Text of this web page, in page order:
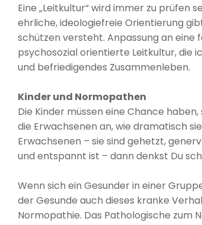
Eine „Leitkultur“ wird immer zu prüfen
ehrliche, ideologiefreie Orientierung
schützen versteht. Anpassung an eine
psychosozial orientierte Leitkultur, die
und befriedigendes Zusammenleben.
Kinder und Normopathen
Die Kinder müssen eine Chance
die Erwachsenen an, wie dramatisch
Erwachsenen – sie sind gehetzt,
und entspannt ist – dann denkst Du
Wenn sich ein Gesunder in einer
der Gesunde auch dieses kranke
Normopathie. Das Pathologische zum